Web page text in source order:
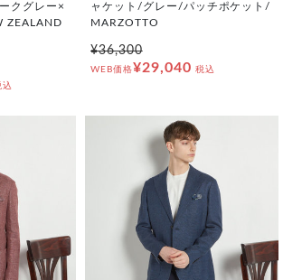
クグレー×
ZEALAND
込
ャケット/グレー/パッチポケット/
MARZOTTO
¥36,300
WEB価格¥29,040 税込